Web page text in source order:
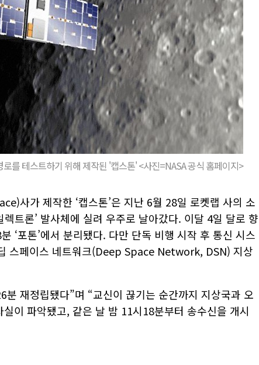
를 테스트하기 위해 제작된 '캡스톤' <사진=NASA 공식 홈페이지>
사가 제작한 ‘캡스톤’은 지난 6월 28일 로켓랩 사의 소
트론’ 발사체에 실려 우주로 날아갔다. 이달 4일 달로 향
‘포톤’에서 분리됐다. 다만 단독 비행 시작 후 통신 시스
스페이스 네트워크(Deep Space Network, DSN) 지상
분 재정립됐다”며 “교신이 끊기는 순간까지 지상국과 오
이 파악됐고, 같은 날 밤 11시18분부터 송수신을 개시